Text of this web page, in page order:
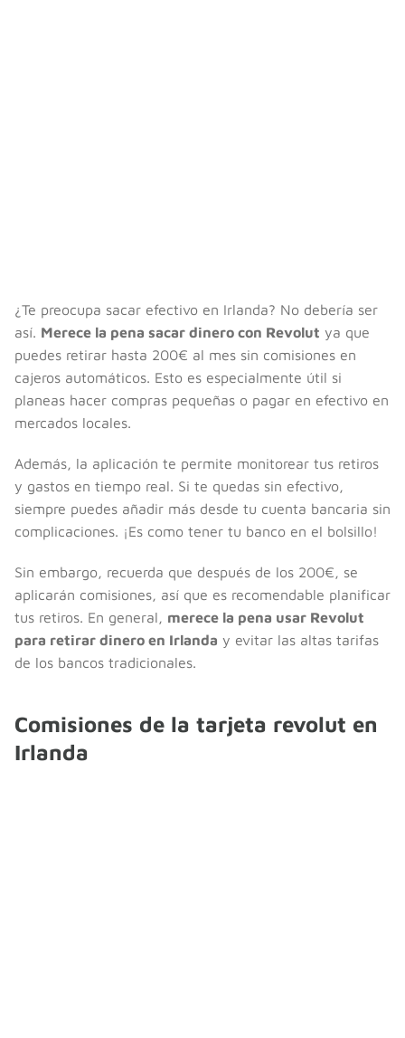
¿Te preocupa sacar efectivo en Irlanda? No debería ser
así. Merece la pena sacar dinero con Revolut ya que
puedes retirar hasta 200€ al mes sin comisiones en
cajeros automáticos. Esto es especialmente útil si
planeas hacer compras pequeñas o pagar en efectivo en
mercados locales.
Además, la aplicación te permite monitorear tus retiros
y gastos en tiempo real. Si te quedas sin efectivo,
siempre puedes añadir más desde tu cuenta bancaria sin
complicaciones. ¡Es como tener tu banco en el bolsillo!
Sin embargo, recuerda que después de los 200€, se
aplicarán comisiones, así que es recomendable planificar
tus retiros. En general, merece la pena usar Revolut
para retirar dinero en Irlanda y evitar las altas tarifas
de los bancos tradicionales.
Comisiones de la tarjeta revolut en
Irlanda